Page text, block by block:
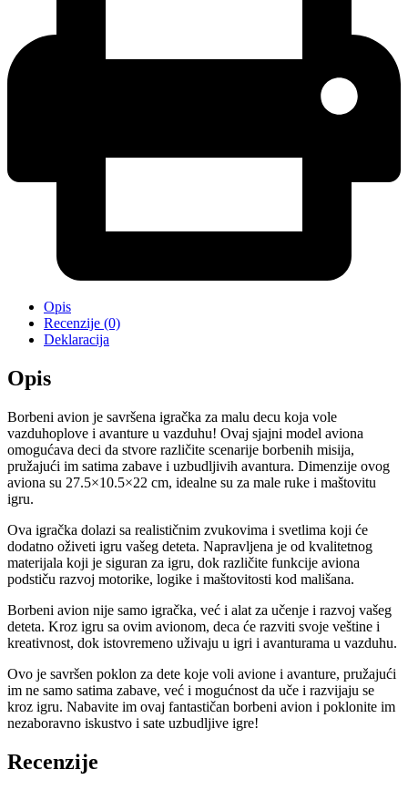
Opis
Recenzije (0)
Deklaracija
Opis
Borbeni avion je savršena igračka za malu decu koja vole
vazduhoplove i avanture u vazduhu! Ovaj sjajni model aviona
omogućava deci da stvore različite scenarije borbenih misija,
pružajući im satima zabave i uzbudljivih avantura. Dimenzije ovog
aviona su 27.5×10.5×22 cm, idealne su za male ruke i maštovitu
igru.
Ova igračka dolazi sa realističnim zvukovima i svetlima koji će
dodatno oživeti igru vašeg deteta. Napravljena je od kvalitetnog
materijala koji je siguran za igru, dok različite funkcije aviona
podstiču razvoj motorike, logike i maštovitosti kod mališana.
Borbeni avion nije samo igračka, već i alat za učenje i razvoj vašeg
deteta. Kroz igru sa ovim avionom, deca će razviti svoje veštine i
kreativnost, dok istovremeno uživaju u igri i avanturama u vazduhu.
Ovo je savršen poklon za dete koje voli avione i avanture, pružajući
im ne samo satima zabave, već i mogućnost da uče i razvijaju se
kroz igru. Nabavite im ovaj fantastičan borbeni avion i poklonite im
nezaboravno iskustvo i sate uzbudljive igre!
Recenzije